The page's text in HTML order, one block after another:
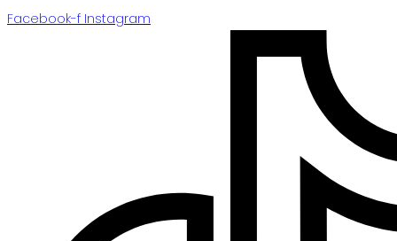
Facebook-f Instagram